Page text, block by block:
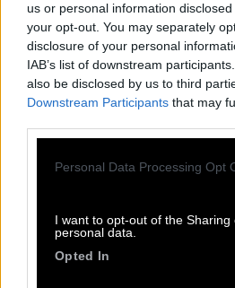
us or personal information
your opt-out. You may separately
disclosure of your personal
IAB’s list of downstream
also be disclosed by us to third
Downstream Participants that may
Personal Data Processing Opt
I want to opt-out of the Sharing
personal data.
Opted In